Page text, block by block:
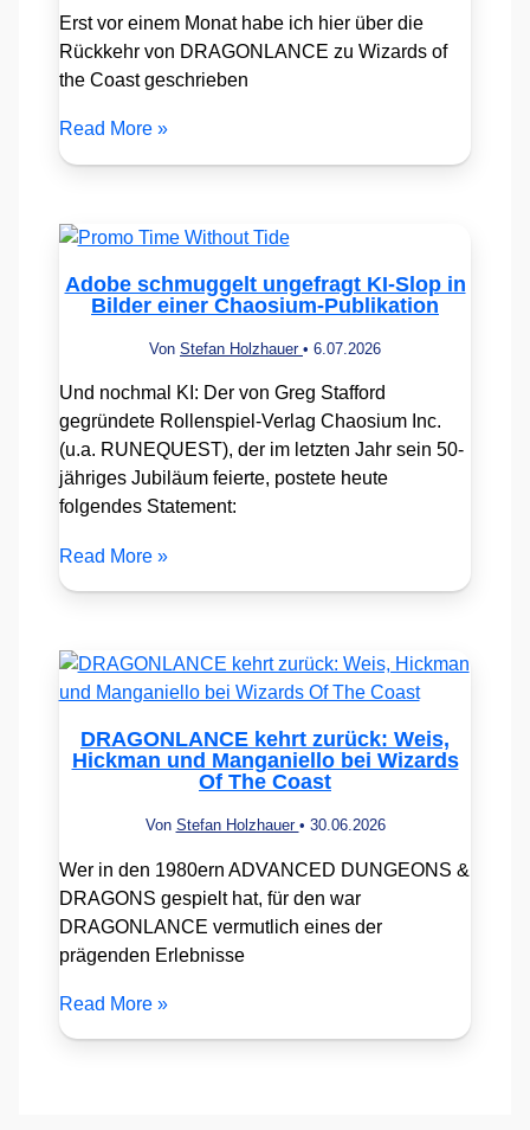
Erst vor einem Monat habe ich hier über die
Rückkehr von DRAGONLANCE zu Wizards of
the Coast geschrieben
Read More »
Adobe schmuggelt ungefragt KI-Slop in
Bilder einer Chaosium-Publikation
Von Stefan Holzhauer • 6.07.2026
Und nochmal KI: Der von Greg Stafford
gegründete Rollenspiel-Verlag Chaosium Inc.
(u.a. RUNEQUEST), der im letzten Jahr sein 50-
jähriges Jubiläum feierte, postete heute
folgendes Statement:
Read More »
DRAGONLANCE kehrt zurück: Weis,
Hickman und Manganiello bei Wizards
Of The Coast
Von Stefan Holzhauer • 30.06.2026
Wer in den 1980ern ADVANCED DUNGEONS &
DRAGONS gespielt hat, für den war
DRAGONLANCE vermutlich eines der
prägenden Erlebnisse
Read More »